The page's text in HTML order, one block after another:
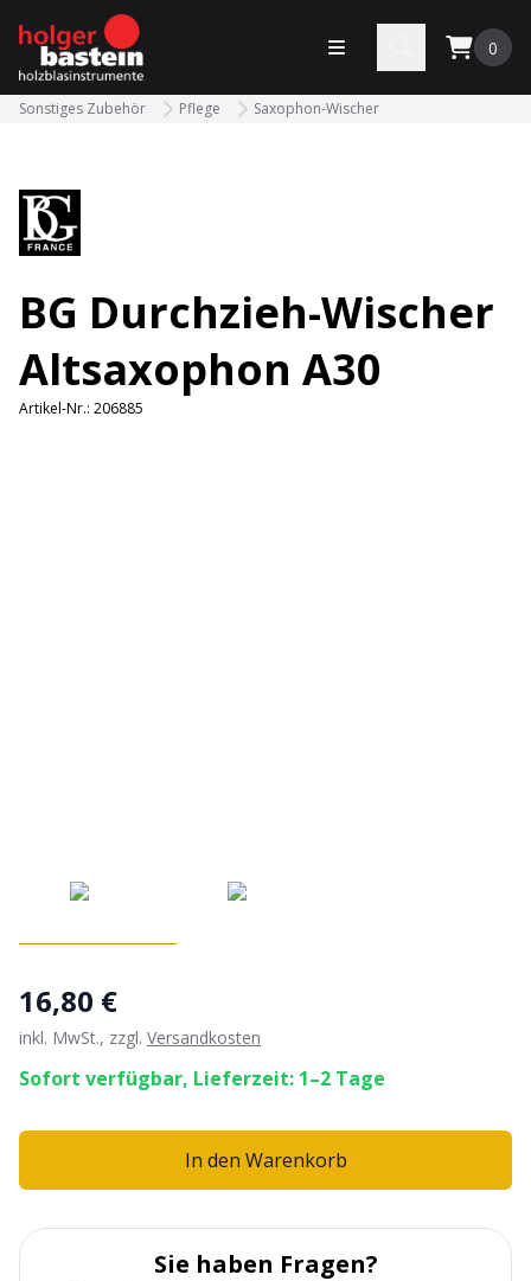
bastein
Menü öffnen 0
Sonstiges Zubehör Pflege Saxophon-Wischer
BG Durchzieh-Wischer
Altsaxophon A30
Artikel-Nr.: 206885
16,80 €
inkl. MwSt., zzgl. Versandkosten
Sofort verfügbar, Lieferzeit: 1–2 Tage
In den Warenkorb
Sie haben Fragen?